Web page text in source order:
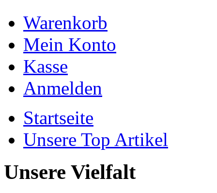
Warenkorb
Mein Konto
Kasse
Anmelden
Startseite
Unsere Top Artikel
Unsere Vielfalt